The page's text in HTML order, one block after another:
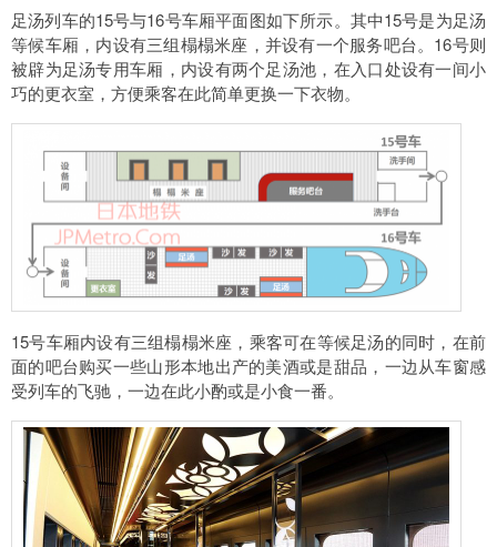
足汤列车的15号与16号车厢平面图如下所示。其中15号是为足汤
等候车厢，内设有三组榻榻米座，并设有一个服务吧台。16号则
被辟为足汤专用车厢，内设有两个足汤池，在入口处设有一间小
巧的更衣室，方便乘客在此简单更换一下衣物。
15号车厢内设有三组榻榻米座，乘客可在等候足汤的同时，在前
面的吧台购买一些山形本地出产的美酒或是甜品，一边从车窗感
受列车的飞驰，一边在此小酌或是小食一番。